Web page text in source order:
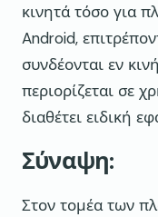
κινητά τόσο για
Android,
συνδέονται εν
περιορίζεται σε
διαθέτει ειδική
Σύναψη:
Στον τομέα των